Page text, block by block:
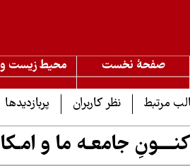
صفحۀ نخست محیط زیست و
مرتبط
نظر کاربران پربازدیدها
جامعـه ما و